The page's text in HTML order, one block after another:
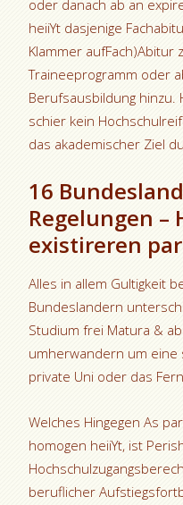
oder danach ab an
heiiYt dasjenige
Klammer aufFach)Abitur
Traineeprogramm oder
Berufsausbildung hinzu.
schier kein
das akademischer Ziel
16
Regelungen –
existireren
Alles in allem Gultigkeit
Bundeslandern
Studium frei Matura &
umherwandern um eine
private Uni oder das
Welches Hingegen As
homogen heiiYt, ist
beruflicher